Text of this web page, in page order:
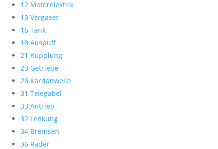
12 Motorelektrik
13 Vergaser
16 Tank
18 Auspuff
21 Kupplung
23 Getriebe
26 Kardanwelle
31 Telegabel
33 Antrieb
32 Lenkung
34 Bremsen
36 Räder